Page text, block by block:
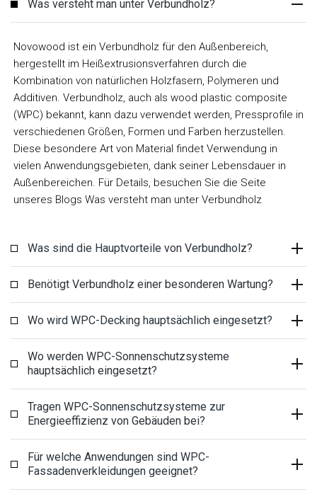
Was versteht man unter Verbundholz?
Novowood ist ein Verbundholz für den Außenbereich,
hergestellt im Heißextrusionsverfahren durch die
Kombination von natürlichen Holzfasern, Polymeren und
Additiven. Verbundholz, auch als wood plastic composite
(WPC) bekannt, kann dazu verwendet werden, Pressprofile in
verschiedenen Größen, Formen und Farben herzustellen.
Diese besondere Art von Material findet Verwendung in
vielen Anwendungsgebieten, dank seiner Lebensdauer in
Außenbereichen. Für Details, besuchen Sie die Seite
unseres Blogs Was versteht man unter Verbundholz
Was sind die Hauptvorteile von Verbundholz?
Benötigt Verbundholz einer besonderen Wartung?
Wo wird WPC-Decking hauptsächlich eingesetzt?
Wo werden WPC-Sonnenschutzsysteme
hauptsächlich eingesetzt?
Tragen WPC-Sonnenschutzsysteme zur
Energieeffizienz von Gebäuden bei?
Für welche Anwendungen sind WPC-
Fassadenverkleidungen geeignet?